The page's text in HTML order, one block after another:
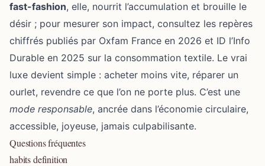
fast-fashion, elle, nourrit l’accumulation et brouille le
désir ; pour mesurer son impact, consultez les repères
chiffrés publiés par Oxfam France en 2026 et ID l’Info
Durable en 2025 sur la consommation textile. Le vrai
luxe devient simple : acheter moins vite, réparer un
ourlet, revendre ce que l’on ne porte plus. C’est une
mode responsable, ancrée dans l’économie circulaire,
accessible, joyeuse, jamais culpabilisante.
Questions fréquentes
habits definition